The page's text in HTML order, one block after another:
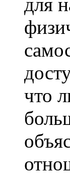
что